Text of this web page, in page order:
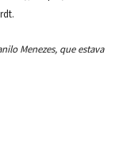
Menezes, que estava